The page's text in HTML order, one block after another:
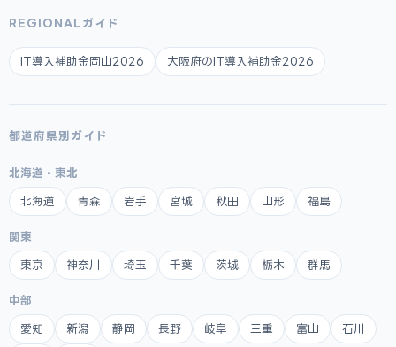
REGIONALガイド
IT導入補助金岡山2026 大阪府のIT導入補助金2026
都道府県別ガイド
北海道・東北
北海道 青森 岩手 宮城 秋田 山形 福島
関東
東京 神奈川 埼玉 千葉 茨城 栃木 群馬
中部
愛知 新潟 静岡 長野 岐阜 三重 富山 石川